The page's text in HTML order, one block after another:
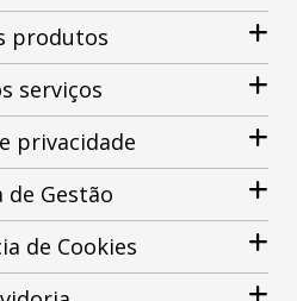
produtos
serviços
privacidade
de Gestão
de Cookies